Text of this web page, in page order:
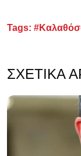
Tags:
ΣΧΕΤΙΚΆ